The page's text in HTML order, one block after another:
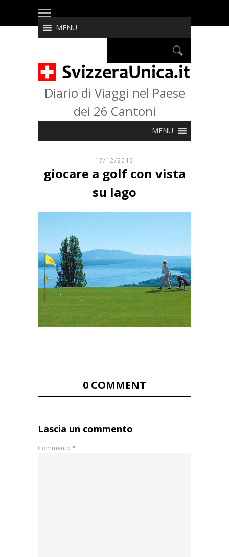
MENU
Diario di Viaggi nel Paese
dei 26 Cantoni
MENU
17/12/2013
giocare a golf con vista
su lago
0 COMMENT
Lascia un commento
Commento *